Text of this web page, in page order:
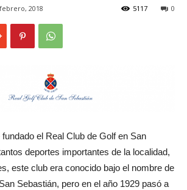
2018 0
5117
el Real Club de Golf en San
deportes importantes de la localidad,
este club era conocido bajo el nombre de
Sebastián, pero en el año 1929 pasó a